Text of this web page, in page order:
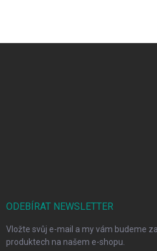
ODEBÍRAT NEWSLETTER
Vložte svůj e-mail a my vám budeme
produktech na našem e-shopu.